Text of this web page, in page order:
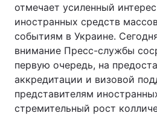
отмечает усиленный
иностранных средств
событиям в Украине.
внимание Пресс-службы
первую очередь, на
аккредитации и визовой
представителям
стремительный рост